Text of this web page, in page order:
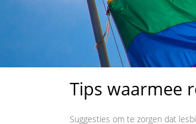
Tips waarmee
Suggesties om te zorgen dat